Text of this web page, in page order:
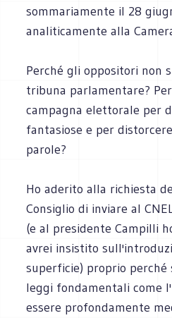
sommariamente il 28
analiticamente alla
Perché gli oppositori non
tribuna parlamentare?
campagna elettorale per
fantasiose e per
parole?
Ho aderito alla richiesta
Consiglio di inviare al
(e al presidente Campilli
avrei insistito
superficie) proprio perché
leggi fondamentali come
essere profondamente